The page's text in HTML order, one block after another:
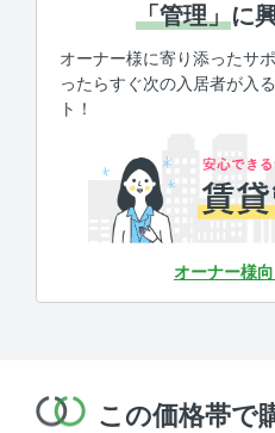
「管理」に
オーナー様に寄り添ったサ
ったらすぐ次の入居者が入
ト！
オーナー様
この価格帯で